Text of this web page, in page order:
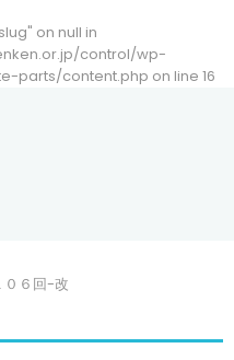
on null in
control/wp-
parts/content.php on line 16
０６回-改